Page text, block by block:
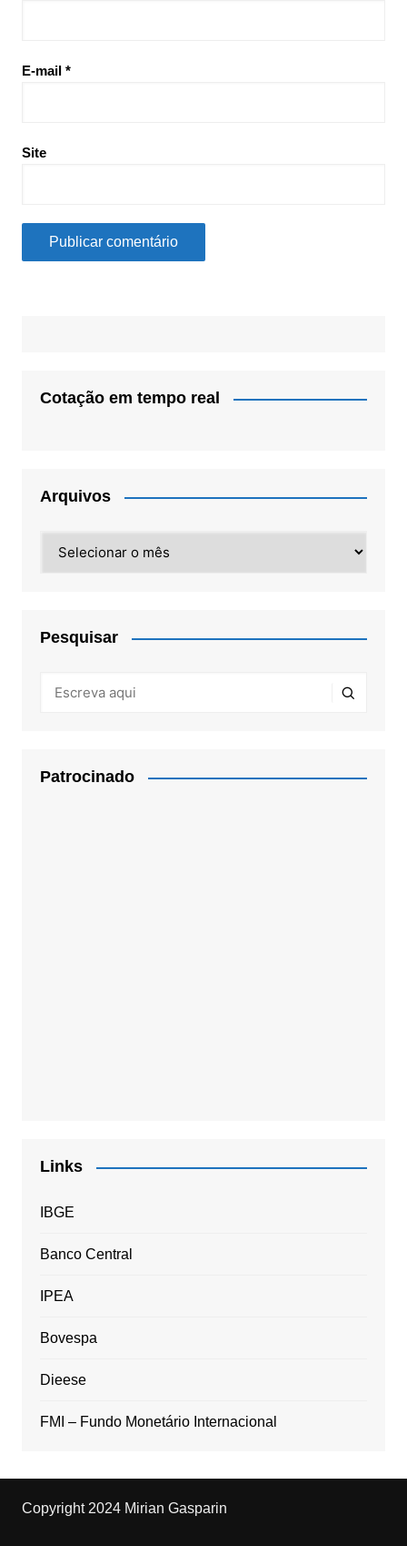
E-mail *
Site
Cotação em tempo real
Arquivos
Pesquisar
Patrocinado
Links
IBGE
Banco Central
IPEA
Bovespa
Dieese
FMI – Fundo Monetário Internacional
Copyright 2024 Mirian Gasparin